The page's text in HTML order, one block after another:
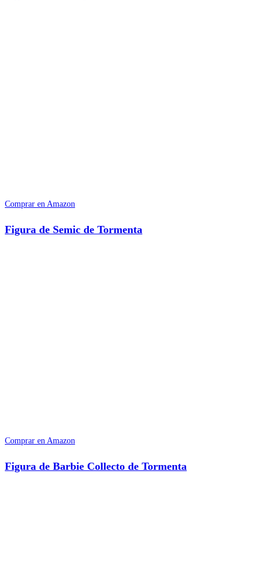
Comprar en Amazon
Figura de Semic de Tormenta
Comprar en Amazon
Figura de Barbie Collecto de Tormenta